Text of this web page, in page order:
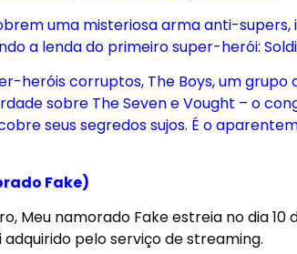
uma misteriosa arma anti-supers,
a lenda do primeiro super-herói:
heróis corruptos, The Boys, um grupo
sobre The Seven e Vought – o
seus segredos sujos. É o
Fake)
Meu namorado Fake estreia no dia 10
pelo serviço de streaming.